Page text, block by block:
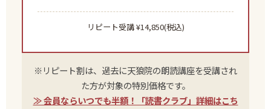
リピート受講 ¥14,850(税込)
※リピート割は、過去に天狼院の朗読講座を受講され
た方が対象の特別価格です。
≫ 会員ならいつでも半額！「読書クラブ」詳細はこち